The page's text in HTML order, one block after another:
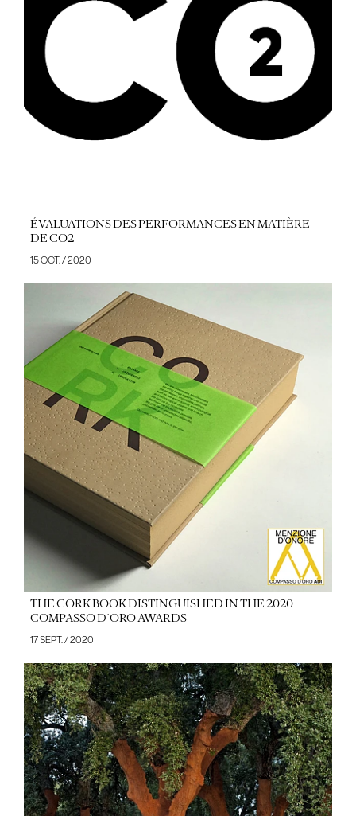
ÉVALUATIONS DES PERFORMANCES EN MATIÈRE
DE CO2
15 OCT. / 2020
THE CORK BOOK DISTINGUISHED IN THE 2020
COMPASSO D´ORO AWARDS
17 SEPT. / 2020